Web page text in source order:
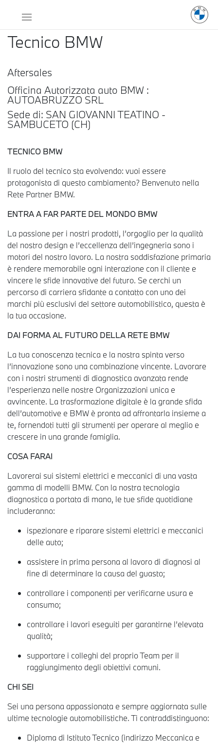
Tecnico BMW
Aftersales
Officina Autorizzata auto BMW :
AUTOABRUZZO SRL
Sede di: SAN GIOVANNI TEATINO -
SAMBUCETO (CH)
TECNICO BMW
Il ruolo del tecnico sta evolvendo: vuoi essere
protagonista di questo cambiamento? Benvenuto nella
Rete Partner BMW.
ENTRA A FAR PARTE DEL MONDO BMW
La passione per i nostri prodotti, l’orgoglio per la qualità
del nostro design e l’eccellenza dell’ingegneria sono i
motori del nostro lavoro. La nostra soddisfazione primaria
è rendere memorabile ogni interazione con il cliente e
vincere le sfide innovative del futuro. Se cerchi un
percorso di carriera sfidante a contatto con uno dei
marchi più esclusivi del settore automobilistico, questa è
la tua occasione.
DAI FORMA AL FUTURO DELLA RETE BMW
La tua conoscenza tecnica e la nostra spinta verso
l’innovazione sono una combinazione vincente. Lavorare
con i nostri strumenti di diagnostica avanzata rende
l’esperienza nelle nostre Organizzazioni unica e
avvincente. La trasformazione digitale è la grande sfida
dell’automotive e BMW è pronta ad affrontarla insieme a
te, fornendoti tutti gli strumenti per operare al meglio e
crescere in una grande famiglia.
COSA FARAI
Lavorerai sui sistemi elettrici e meccanici di una vasta
gamma di modelli BMW. Con la nostra tecnologia
diagnostica a portata di mano, le tue sfide quotidiane
includeranno:
ispezionare e riparare sistemi elettrici e meccanici
delle auto;
assistere in prima persona al lavoro di diagnosi al
fine di determinare la causa del guasto;
controllare i componenti per verificarne usura e
consumo;
controllare i lavori eseguiti per garantirne l’elevata
qualità;
supportare i colleghi del proprio Team per il
raggiungimento degli obiettivi comuni.
CHI SEI
Sei una persona appassionata e sempre aggiornata sulle
ultime tecnologie automobilistiche. Ti contraddistinguono:
Diploma di Istituto Tecnico (indirizzo Meccanica e